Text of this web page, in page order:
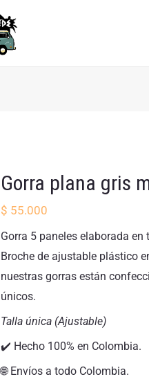
Gorra plana gris
$ 55.000
Gorra 5 paneles elaborada
Broche de ajustable plástico
nuestras gorras están
únicos.
Talla única (Ajustable)
✔️ Hecho 100% en Colombia.
🌐 Envíos a todo Colombia.